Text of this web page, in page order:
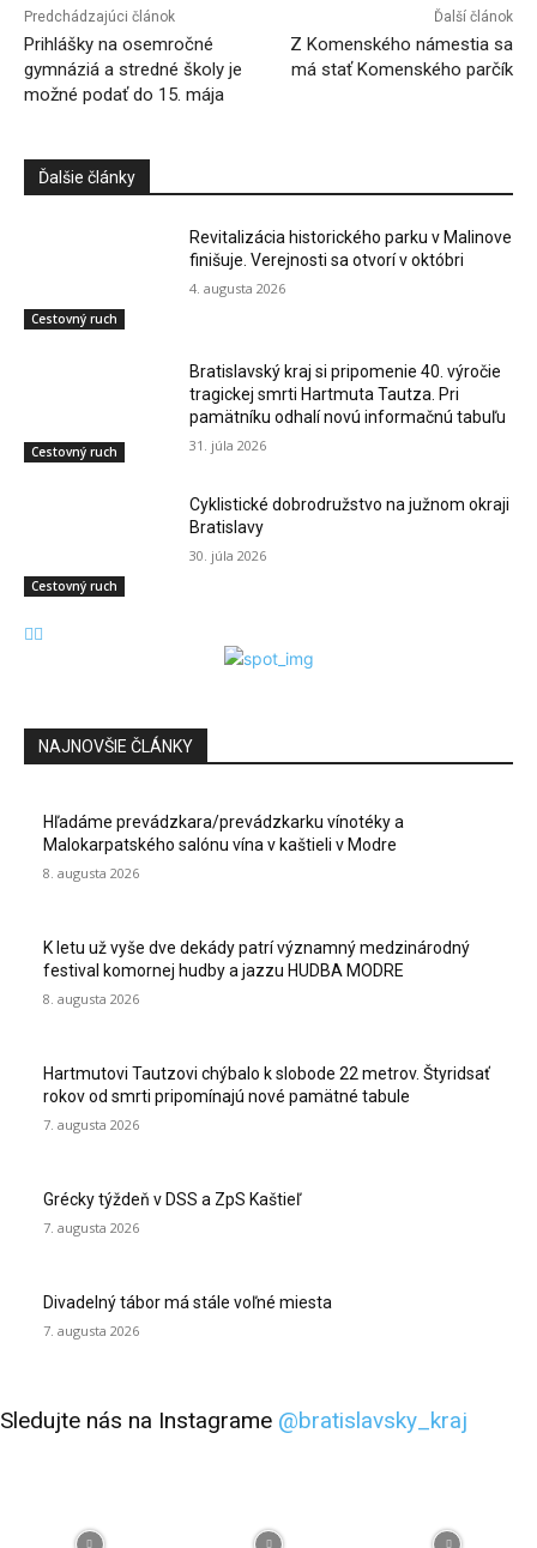
Predchádzajúci článok
Prihlášky na osemročné
gymnáziá a stredné školy je
možné podať do 15. mája
Ďalší článok
Z Komenského námestia sa
má stať Komenského parčík
Ďalšie články
Cestovný ruch
Revitalizácia historického parku v Malinove
finišuje. Verejnosti sa otvorí v októbri
4. augusta 2026
Cestovný ruch
Bratislavský kraj si pripomenie 40. výročie
tragickej smrti Hartmuta Tautza. Pri
pamätníku odhalí novú informačnú tabuľu
31. júla 2026
Cestovný ruch
Cyklistické dobrodružstvo na južnom okraji
Bratislavy
30. júla 2026
NAJNOVŠIE ČLÁNKY
Hľadáme prevádzkara/prevádzkarku vínotéky a
Malokarpatského salónu vína v kaštieli v Modre
8. augusta 2026
K letu už vyše dve dekády patrí významný medzinárodný
festival komornej hudby a jazzu HUDBA MODRE
8. augusta 2026
Hartmutovi Tautzovi chýbalo k slobode 22 metrov. Štyridsať
rokov od smrti pripomínajú nové pamätné tabule
7. augusta 2026
Grécky týždeň v DSS a ZpS Kaštieľ
7. augusta 2026
Divadelný tábor má stále voľné miesta
7. augusta 2026
Sledujte nás na Instagrame @bratislavsky_kraj